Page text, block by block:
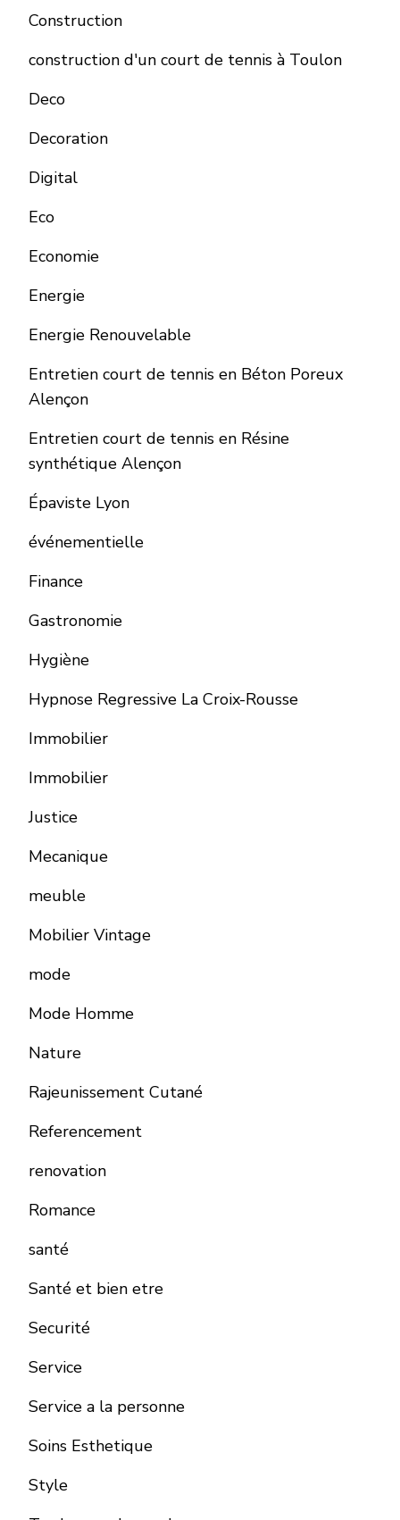
Construction
construction d'un court de tennis à Toulon
Deco
Decoration
Digital
Eco
Economie
Energie
Energie Renouvelable
Entretien court de tennis en Béton Poreux
Alençon
Entretien court de tennis en Résine
synthétique Alençon
Épaviste Lyon
événementielle
Finance
Gastronomie
Hygiène
Hypnose Regressive La Croix-Rousse
Immobilier
Immobilier
Justice
Mecanique
meuble
Mobilier Vintage
mode
Mode Homme
Nature
Rajeunissement Cutané
Referencement
renovation
Romance
santé
Santé et bien etre
Securité
Service
Service a la personne
Soins Esthetique
Style